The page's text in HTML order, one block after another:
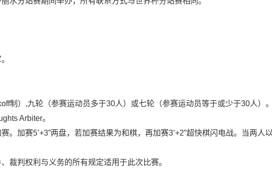
）,九轮（参赛运动员多于30人）或七轮（参赛运动员等于或少于30人）。
Arbiter。
加赛5’+3”两盘，若加赛结果为和棋，再加赛3’+2”超快棋闪电战。当两人
判权利与义务的所有规定适用于此次比赛。